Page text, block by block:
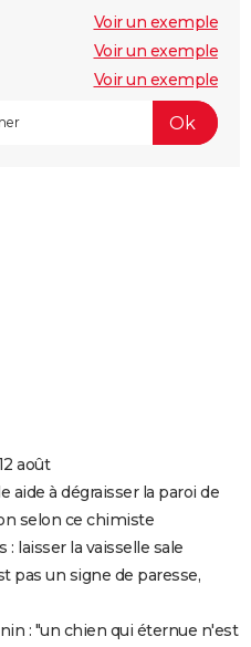
Voir un exemple
Voir un exemple
Voir un exemple
août
aide à dégraisser la paroi de
selon ce chimiste
: laisser la vaisselle sale
pas un signe de paresse,
: "un chien qui éternue n'est